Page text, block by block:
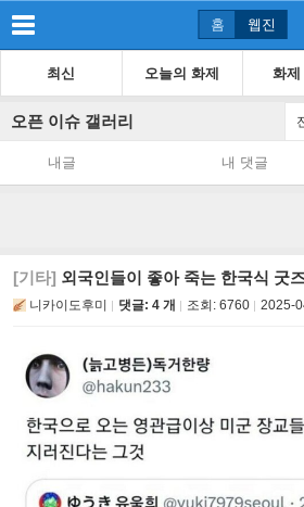
홈 웹진
최신 오늘의 화제 화제
오픈 이슈 갤러리
내글 내 댓글
[기타] 외국인들이 좋아 죽는 한국식 굿
니카이도후미 댓글: 4 개 조회: 6760 2025-